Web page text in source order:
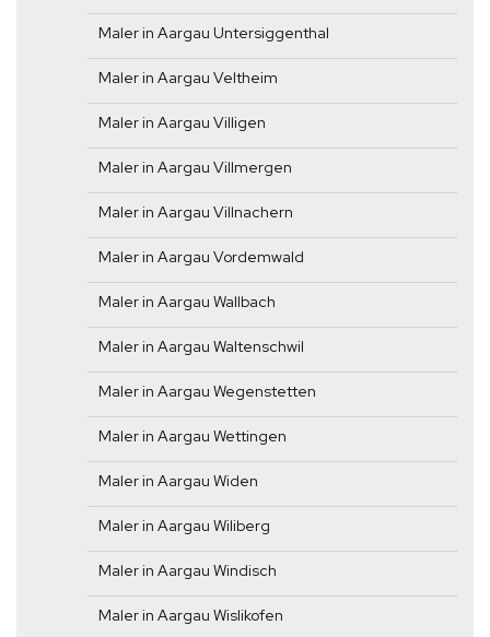
Maler in Aargau Untersiggenthal
Maler in Aargau Veltheim
Maler in Aargau Villigen
Maler in Aargau Villmergen
Maler in Aargau Villnachern
Maler in Aargau Vordemwald
Maler in Aargau Wallbach
Maler in Aargau Waltenschwil
Maler in Aargau Wegenstetten
Maler in Aargau Wettingen
Maler in Aargau Widen
Maler in Aargau Wiliberg
Maler in Aargau Windisch
Maler in Aargau Wislikofen